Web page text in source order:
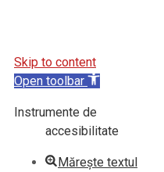
Skip to content
Open toolbar
Instrumente de
accesibilitate
Mărește textul